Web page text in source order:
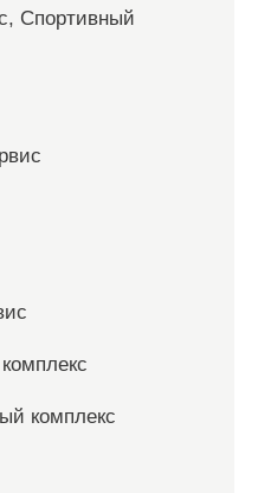
Спортивный
комплекс